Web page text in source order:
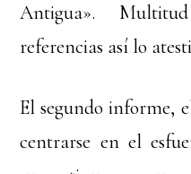
Antigua».
referencias así lo
El segundo informe,
centrarse en el